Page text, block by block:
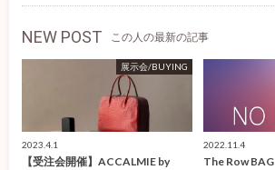
NEW POST この人の最新の記事
展示会/BUYING
2023.4.1
【受注会開催】ACCALMIE by
2022.11.4
The Row BAG